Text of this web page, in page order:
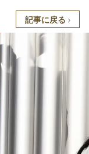
記事に戻る